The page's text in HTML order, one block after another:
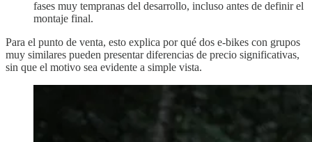
fases muy tempranas del desarrollo, incluso antes de definir el
montaje final.
Para el punto de venta, esto explica por qué dos e-bikes con grupos
muy similares pueden presentar diferencias de precio significativas,
sin que el motivo sea evidente a simple vista.